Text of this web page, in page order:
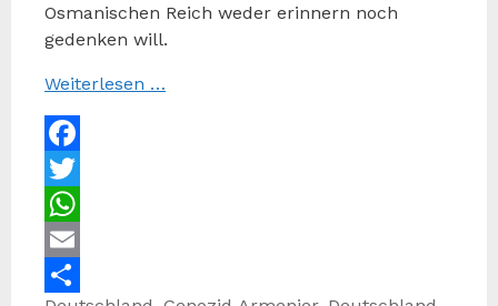
Osmanischen Reich weder erinnern noch
gedenken will.
Weiterlesen …
Facebook
Twitter
WhatsApp
Email